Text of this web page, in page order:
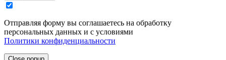
Отправляя форму вы соглашаетесь на обработку
персональных данных и с условиями
Политики конфиденциальности